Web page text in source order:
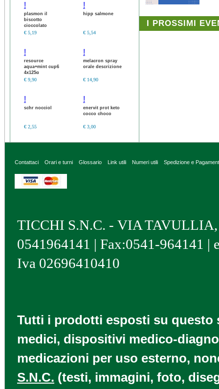
!
plasmon il
biscotto
cioccolato
descrizione
€ 5,19
!
hipp salmone
€ 5,54
!
resource
aqua+mint cup6
4x125g
€ 9,90
!
melacron spray
orale descrizione
€ 14,90
!
schr nocciol
€ 2,55
!
enervit prot keto
cocco choco
€ 3,00
I PROSSIMI
Contattaci Orari e turni Glossario Link utili Numeri utili Spedizione e
TICCHI S.N.C. - VIA TAVULLIA,
0541964141 | Fax:0541-964141 |
Iva 02696410410
Tutti i prodotti esposti su questo
medici, dispositivi medico-
medicazioni per uso esterno,
S.N.C. (testi, immagini, foto,